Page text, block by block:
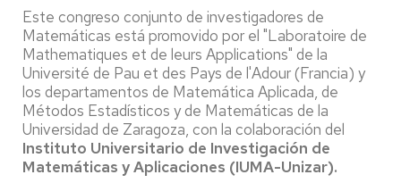
Este congreso conjunto de investigadores de
Matemáticas está promovido por el "Laboratoire de
Mathematiques et de leurs Applications" de la
Université de Pau et des Pays de l'Adour (Francia) y
los departamentos de Matemática Aplicada, de
Métodos Estadísticos y de Matemáticas de la
Universidad de Zaragoza, con la colaboración del
Instituto Universitario de Investigación de
Matemáticas y Aplicaciones (IUMA-Unizar).